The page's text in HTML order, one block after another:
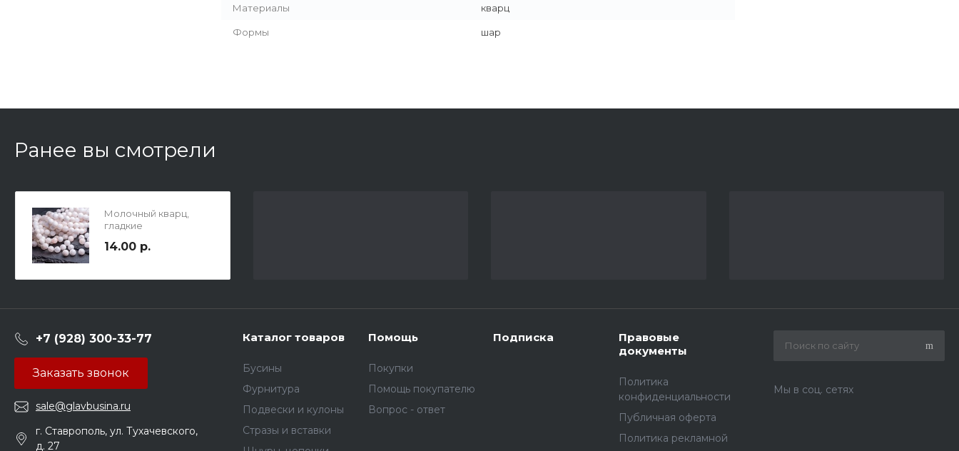
Материалы кварц
Формы шар
Ранее вы смотрели
Молочный кварц,
гладкие
бусины с
14.00 р.
+7 (928) 300-33-77
Заказать звонок
sale@glavbusina.ru
г. Ставрополь, ул. Тухачевского,
д. 27
Каталог товаров
Бусины
Фурнитура
Подвески и кулоны
Стразы и вставки
Помощь
Покупки
Помощь покупателю
Вопрос - ответ
Подписка
Правовые
документы
Политика
конфиденциальности
Публичная оферта
Политика рекламной
Мы в соц. сетях